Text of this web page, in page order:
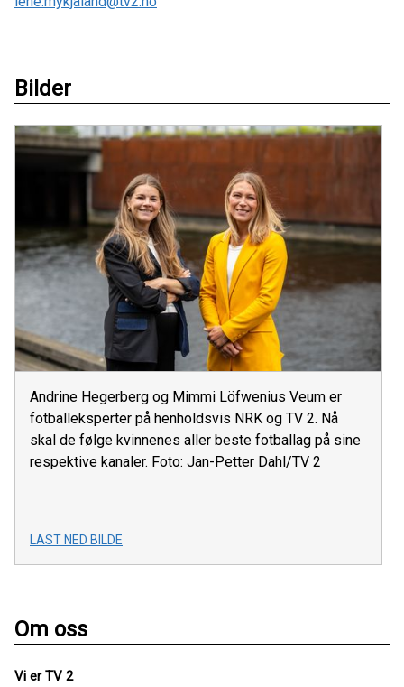
Bilder
Andrine Hegerberg og Mimmi Löfwenius Veum er
fotballeksperter på henholdsvis NRK og TV 2. Nå
skal de følge kvinnenes aller beste fotballag på sine
respektive kanaler. Foto: Jan-Petter Dahl/TV 2
LAST NED BILDE
Om oss
Vi er TV 2